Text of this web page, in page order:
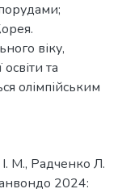
віку,
та
олімпійським
М., Радченко Л.
2024: